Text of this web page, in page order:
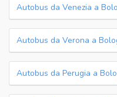
Autobus da Venezia a
Autobus da Verona a
Autobus da Perugia a